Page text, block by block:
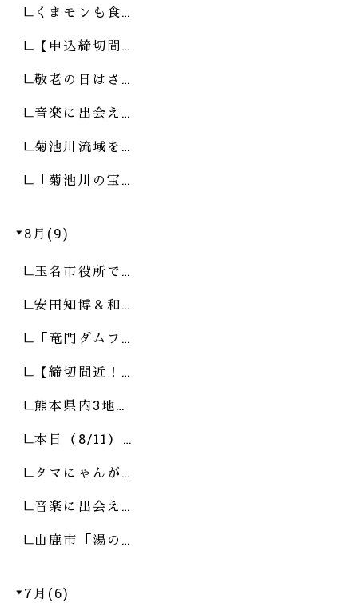
くまモンも食…
【申込締切間…
敬老の日はさ…
音楽に出会え…
菊池川流域を…
「菊池川の宝…
8月(9)
玉名市役所で…
安田知博＆和…
「竜門ダムフ…
【締切間近！…
熊本県内3地…
本日（8/11）…
タマにゃんが…
音楽に出会え…
山鹿市「湯の…
7月(6)